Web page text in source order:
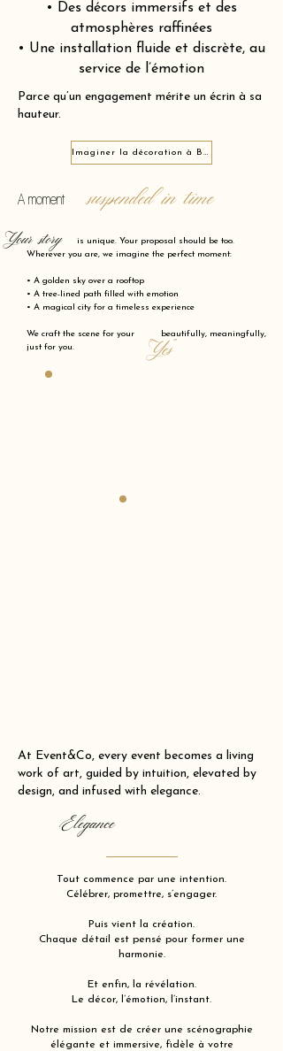
• Des décors immersifs et des
atmosphères raffinées
• Une installation fluide et discrète, au
service de l’émotion
Parce qu’un engagement mérite un écrin à sa
hauteur.
Imaginer la décoration à Bel-Air 75012
A moment suspended in time
is unique. Your proposal should be too.
Wherever you are, we imagine the perfect moment:
• A golden sky over a rooftop
• A tree-lined path filled with emotion
• A magical city for a timeless experience
We craft the scene for your beautifully, meaningfully,
just for you.
"Yes"
Your story
At Event&Co, every event becomes a living
work of art, guided by intuition, elevated by
design, and infused with elegance.
Elegance
Tout commence par une intention.
Célébrer, promettre, s’engager.
Puis vient la création.
Chaque détail est pensé pour former une
harmonie.
Et enfin, la révélation.
Le décor, l’émotion, l’instant.
Notre mission est de créer une scénographie
élégante et immersive, fidèle à votre